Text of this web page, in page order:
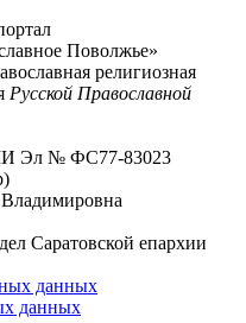
Поволжье»
религиозная
Русской Православной
Эл № ФС77-83023
Саратовской епархии
данных
данных